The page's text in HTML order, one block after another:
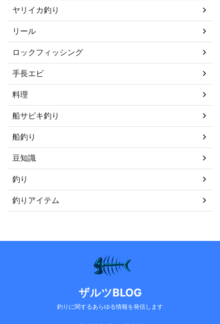
ヤリイカ釣り
リール
ロックフィッシング
手長エビ
料理
船サビキ釣り
船釣り
豆知識
釣り
釣りアイテム
ザルツBLOG
釣りに関するあらゆる情報を発信します